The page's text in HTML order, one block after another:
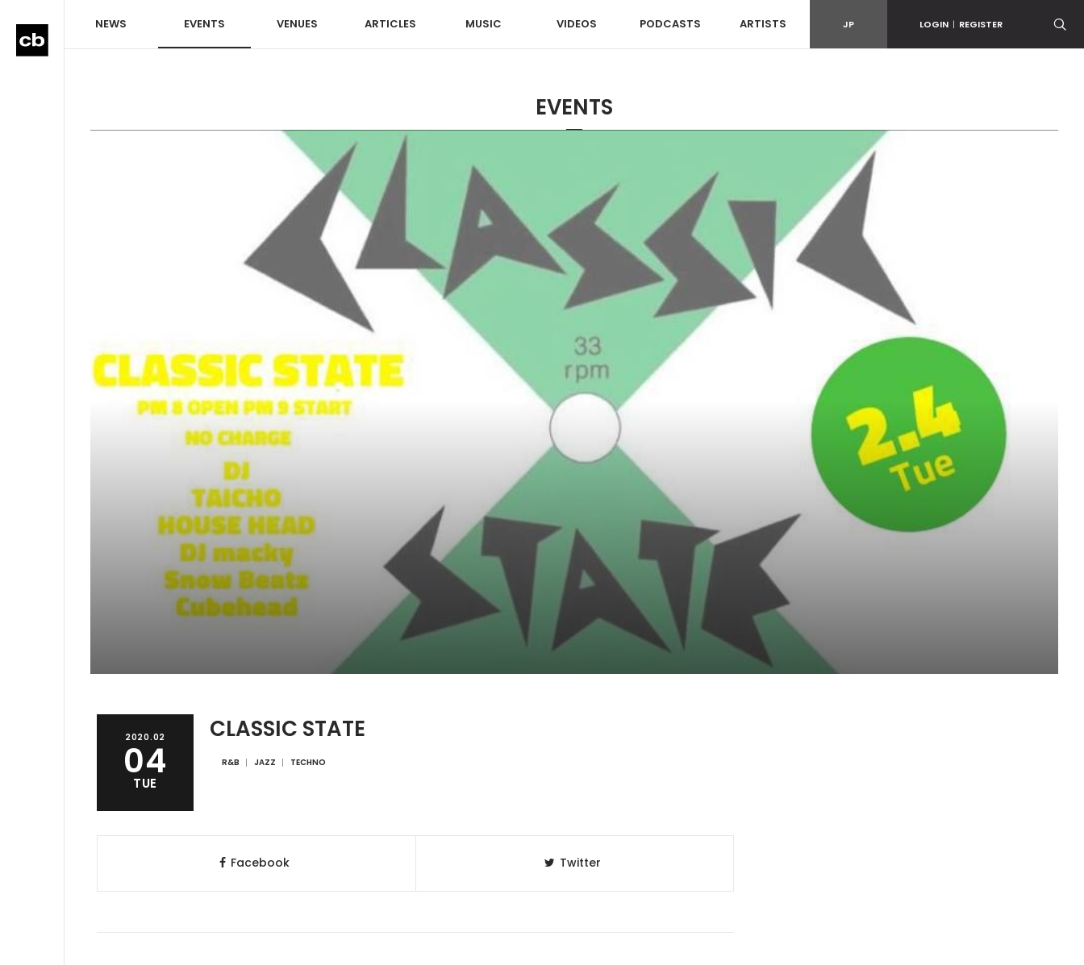
NEWS EVENTS VENUES ARTICLES MUSIC VIDEOS PODCASTS ARTISTS JP LOGIN | REGISTER
EVENTS
2020.02
04
TUE
CLASSIC STATE
R&B JAZZ TECHNO
Facebook Twitter